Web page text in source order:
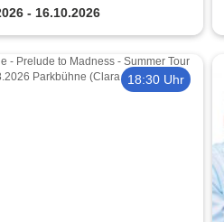
- 16.10.2026
18:30 Uhr